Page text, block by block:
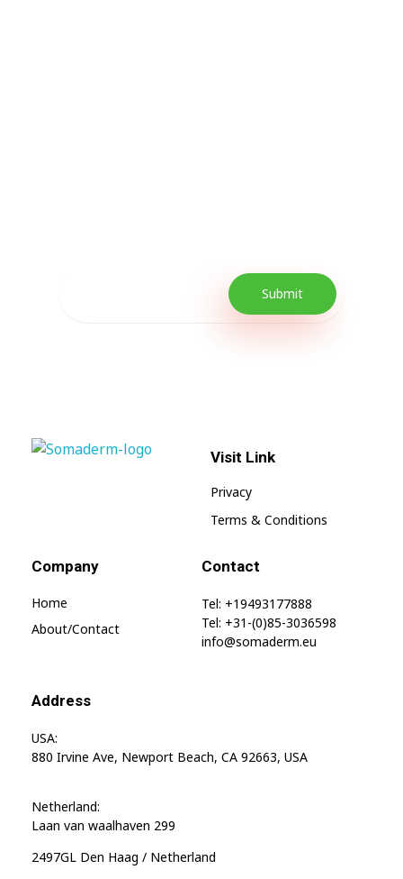
Visit Link
Privacy
Terms & Conditions
Company
Home
About/contact
Contact
Tel: +19493177888
Tel: +31-(0)85-3036598
info@somaderm.eu
Address
USA:
880 Irvine Ave, Newport Beach, CA 92663, USA
Netherland:
Laan van waalhaven 299
2497GL Den Haag / Netherland